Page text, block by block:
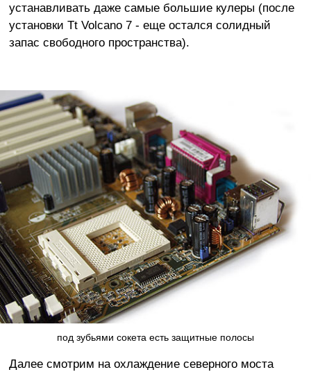
устанавливать даже самые большие кулеры (после
установки Tt Volcano 7 - еще остался солидный
запас свободного пространства).
под зубьями сокета есть защитные полосы
Далее смотрим на охлаждение северного моста